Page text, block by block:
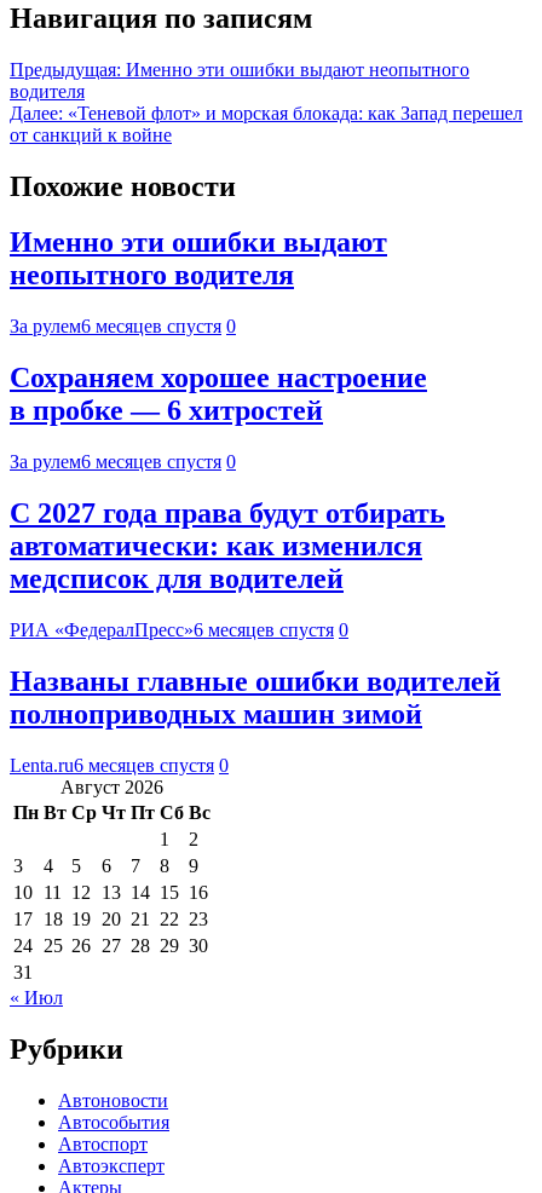
Навигация по записям
Предыдущая: Именно эти ошибки выдают неопытного
водителя
Далее: «Теневой флот» и морская блокада: как Запад перешел
от санкций к войне
Похожие новости
Именно эти ошибки выдают
неопытного водителя
За рулем6 месяцев спустя 0
Сохраняем хорошее настроение
в пробке — 6 хитростей
За рулем6 месяцев спустя 0
С 2027 года права будут отбирать
автоматически: как изменился
медсписок для водителей
РИА «ФедералПресс»6 месяцев спустя 0
Названы главные ошибки водителей
полноприводных машин зимой
Lenta.ru6 месяцев спустя 0
Август 2026
Пн Вт Ср Чт Пт Сб Вс
1
2
3
4 5 6 7 8
9
10 11 12 13 14 15 16
17 18 19 20 21 22 23
24 25 26 27 28 29 30
31
« Июл
Рубрики
Автоновости
Автособытия
Автоспорт
Автоэксперт
Актеры